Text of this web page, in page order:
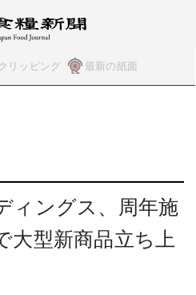
クリッピング 最新の紙面
ィングス、周年施
型新商品立ち上